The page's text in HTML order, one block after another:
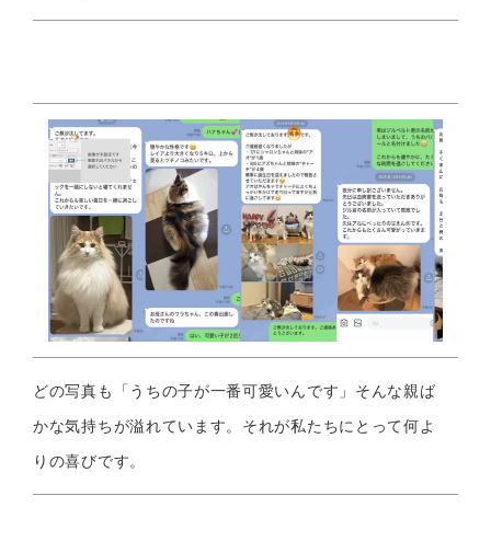
どの写真も「うちの子が一番可愛いんです」そんな親ば
かな気持ちが溢れています。それが私たちにとって何よ
りの喜びです。